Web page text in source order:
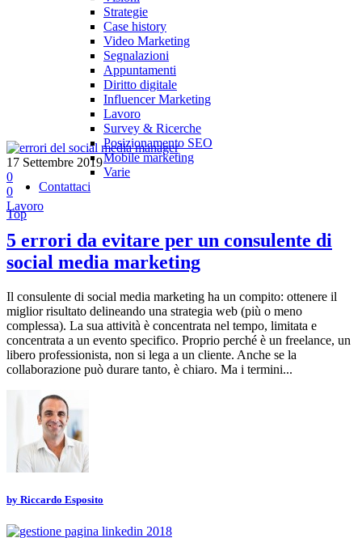
Strategie
Case history
Video Marketing
Segnalazioni
Appuntamenti
Diritto digitale
Influencer Marketing
Lavoro
Survey & Ricerche
Posizionamento SEO
Mobile marketing
Varie
Contattaci
Top
17 Settembre 2019
0
0
Lavoro
5 errori da evitare per un consulente di
social media marketing
Il consulente di social media marketing ha un compito: ottenere il
miglior risultato delineando una strategia web (più o meno
complessa). La sua attività è concentrata nel tempo, limitata e
concentrata a un evento specifico. Proprio perché è un freelance, un
libero professionista, non si lega a un cliente. Anche se la
collaborazione può durare tanto, è chiaro. Ma i termini...
by Riccardo Esposito